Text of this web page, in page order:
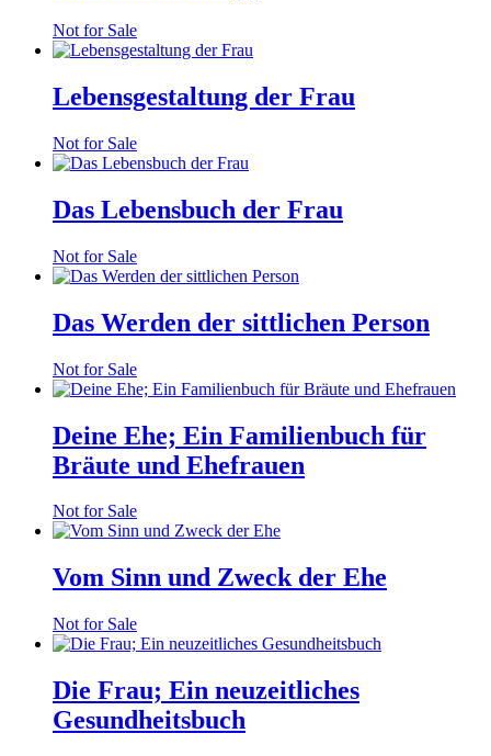
Not for Sale
Lebensgestaltung der Frau
Not for Sale
Das Lebensbuch der Frau
Not for Sale
Das Werden der sittlichen Person
Not for Sale
Deine Ehe; Ein Familienbuch für
Bräute und Ehefrauen
Not for Sale
Vom Sinn und Zweck der Ehe
Not for Sale
Die Frau; Ein neuzeitliches
Gesundheitsbuch